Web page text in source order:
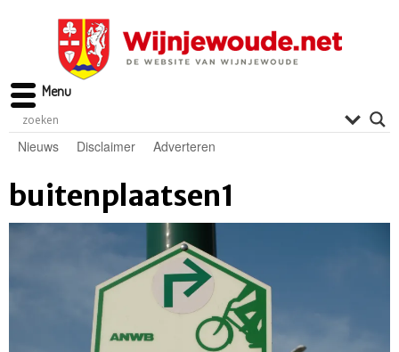
Nieuws Disclaimer Adverteren
buitenplaatsen1
Menu